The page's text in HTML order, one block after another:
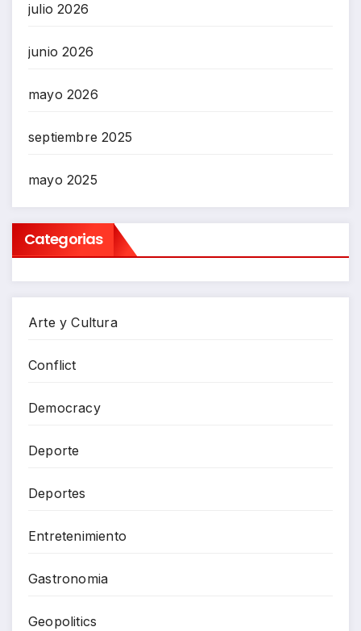
julio 2026
junio 2026
mayo 2026
septiembre 2025
mayo 2025
Categorias
Arte y Cultura
Conflict
Democracy
Deporte
Deportes
Entretenimiento
Gastronomia
Geopolitics